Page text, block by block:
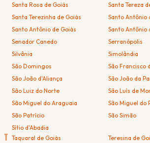
Santa Rosa de Goiás
Santa Tereza
Santa Terezinha de Goiás
Santo Antônio
Santo Antônio de Goiás
Santo Antônio
Senador Canedo
Serranópolis
Silvânia
Simolândia
São Domingos
São Francisco
São João d'Aliança
São João da
São Luiz do Norte
São Luís de
São Miguel do Araguaia
São Miguel do
São Patrício
São Simão
Sítio d'Abadia
T Taquaral de Goiás
Teresina de